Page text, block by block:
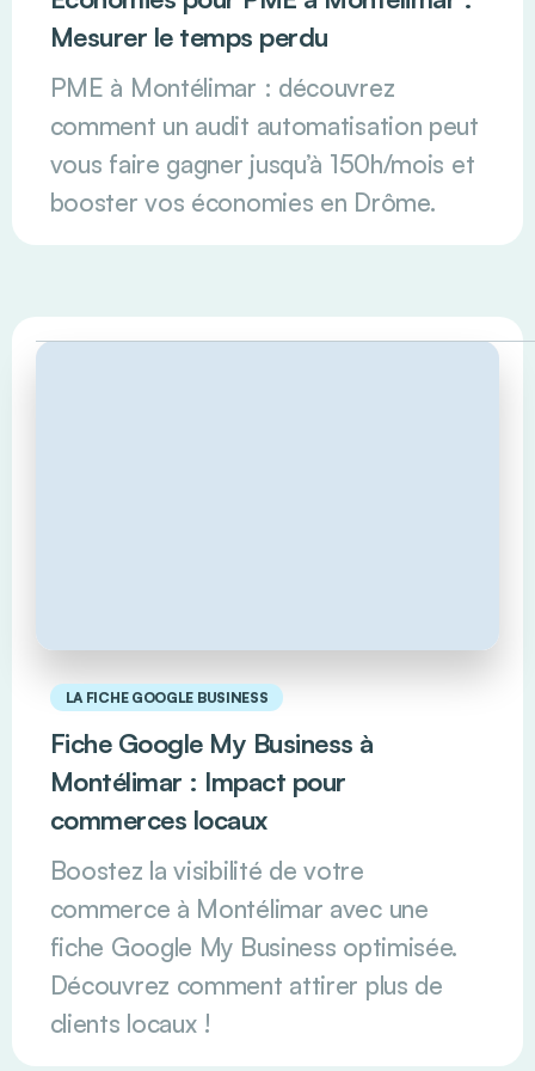
Mesurer le temps perdu
PME à Montélimar : découvrez
comment un audit automatisation peut
vous faire gagner jusqu’à 150h/mois et
booster vos économies en Drôme.
LA FICHE GOOGLE BUSINESS
Fiche Google My Business à
Montélimar : Impact pour
commerces locaux
Boostez la visibilité de votre
commerce à Montélimar avec une
fiche Google My Business optimisée.
Découvrez comment attirer plus de
clients locaux !